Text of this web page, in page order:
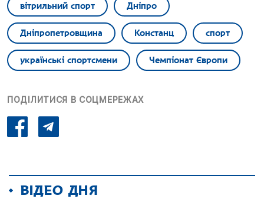
вітрильний спорт Дніпро
Дніпропетровщина Констанц спорт
українські спортсмени Чемпіонат Європи
ПОДІЛИТИСЯ В СОЦМЕРЕЖАХ
ВІДЕО ДНЯ